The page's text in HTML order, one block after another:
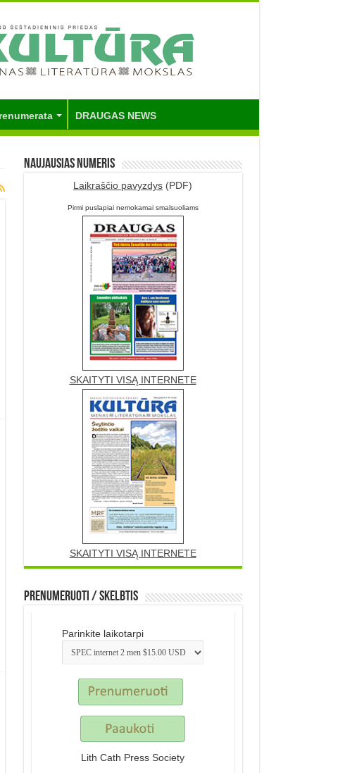
DRAUGAS NEWS
Naujausias numeris
Laikraščio pavyzdys (PDF)
Pirmi puslapiai nemokamai smalsuoliams
SKAITYTI VISĄ INTERNETE
SKAITYTI VISĄ INTERNETE
Prenumeruoti / Skelbtis
Parinkite laikotarpi
Lith Cath Press Society